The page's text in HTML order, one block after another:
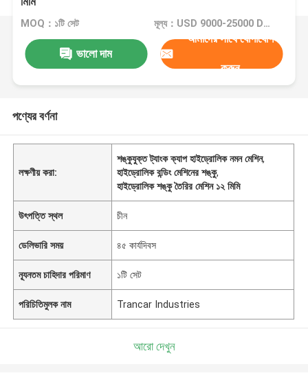
MOQ：১টি সেট মূল্য：USD 9000-25000 Dollar per set
ভালো দাম
আমাদের সাথে যোগাযোগ
করুন
পণ্যের বর্ণনা
লক্ষণীয় করা:
শঙ্কুযুক্ত ট্যাংক ক্যাপ হাইড্রোলিক নমন মেশিন,
হাইড্রোলিক বন্ডিং মেশিনের শঙ্কু,
হাইড্রোলিক শঙ্কু তৈরির মেশিন ১২ মিমি
উৎপত্তি স্থল চীন
ডেলিভারি সময় ৪৫ কার্যদিবস
ন্যূনতম চাহিদার পরিমাণ ১টি সেট
পরিচিতিমুলক নাম Trancar Industries
আরো দেখুন